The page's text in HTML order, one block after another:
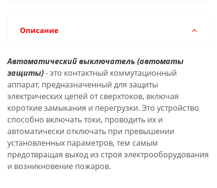
Описание
Автоматический выключатель (автоматы
защиты)- это контактный коммутационный
аппарат, предназначенный для защиты
электрических цепей от сверхтоков, включая
короткие замыкания и перегрузки. Это устройство
способно включать токи, проводить их и
автоматически отключать при превышении
установленных параметров, тем самым
предотвращая выход из строя электрооборудования
и возникновение пожаров.